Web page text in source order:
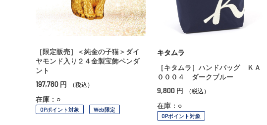
［限定販売］＜純金の子猫＞ダイ
ヤモンド入り２４金製宝飾ペンダ
ント
197,780 円 （税込）
在庫：○
OPポイント対象 Web限定
キタムラ
［キタムラ］ハンドバッグ ＫＡ
０００４ ダークブルー
9,800 円 （税込）
在庫：○
OPポイント対象